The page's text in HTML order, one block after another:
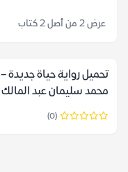
عرض 2 من أصل 2 كتاب
تحميل رواية حياة جديدة –
محمد سليمان عبد المالك
(0)